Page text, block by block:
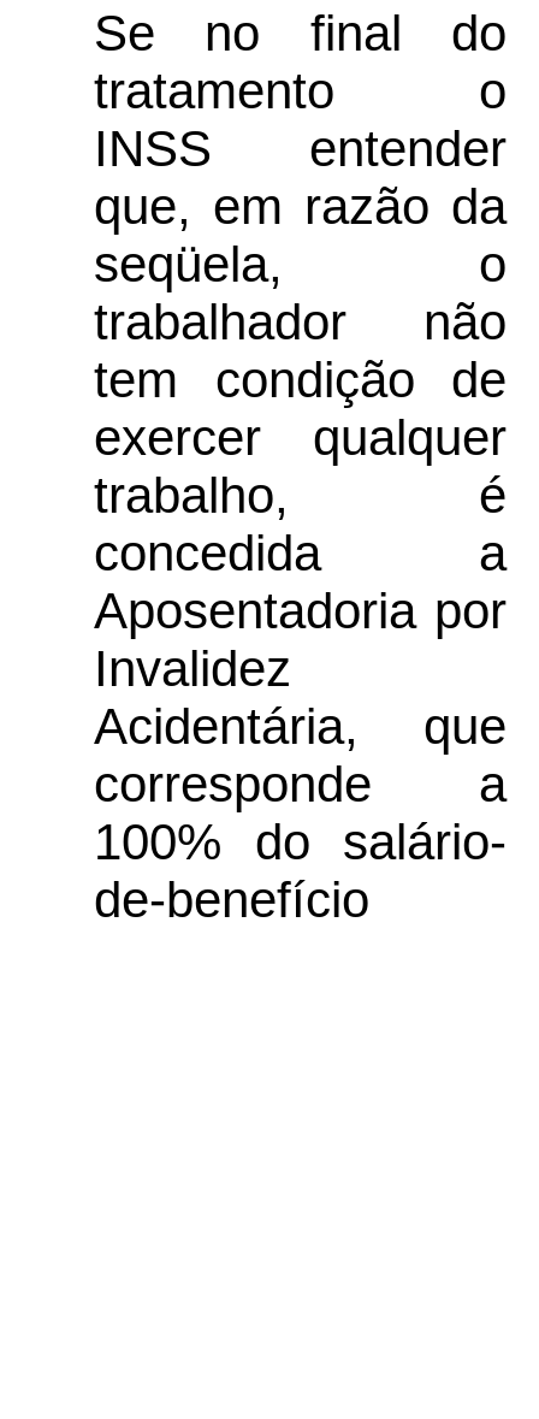
Se no final do
tratamento o
INSS entender
que, em razão da
seqüela, o
trabalhador não
tem condição de
exercer qualquer
trabalho, é
concedida a
Aposentadoria por
Invalidez
Acidentária, que
corresponde a
100% do salário-
de-benefício